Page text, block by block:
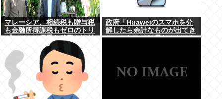
マレーシア、相続税も贈与税
も金融所得課税もゼロのトリ
プルゼロで優秀な移民を海外
から集めてしまう…
政府「Huaweiのスマホを分
解したら余計なものが出てき
た」これって結局なんだった